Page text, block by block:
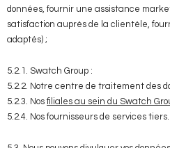
données, fournir une assistance
satisfaction auprès de la clientèle,
adaptés) ;
5.2.1. Swatch Group :
5.2.2. Notre centre de traitement des
5.2.3. Nos filiales au sein du Swatch
5.2.4. Nos fournisseurs de services tiers.